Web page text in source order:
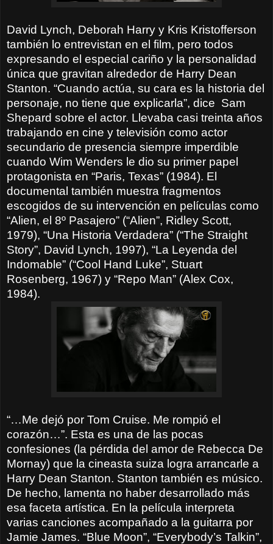
David Lynch, Deborah Harry y Kris Kristofferson
también lo entrevistan en el film, pero todos
expresando el especial cariño y la personalidad
única que gravitan alrededor de Harry Dean
Stanton. “Cuando actúa, su cara es la historia del
personaje, no tiene que explicarla”, dice Sam
Shepard sobre el actor. Llevaba casi treinta años
trabajando en cine y televisión como actor
secundario de presencia siempre imperdible
cuando Wim Wenders le dio su primer papel
protagonista en “Paris, Texas” (1984). El
documental también muestra fragmentos
escogidos de su intervención en películas como
“Alien, el 8º Pasajero” (“Alien”, Ridley Scott,
1979), “Una Historia Verdadera” (“The Straight
Story”, David Lynch, 1997), “La Leyenda del
Indomable” (“Cool Hand Luke”, Stuart
Rosenberg, 1967) y “Repo Man” (Alex Cox,
1984).
“…Me dejó por Tom Cruise. Me rompió el
corazón…”. Esta es una de las pocas
confesiones (la pérdida del amor de Rebecca De
Mornay) que la cineasta suiza logra arrancarle a
Harry Dean Stanton. Stanton también es músico.
De hecho, lamenta no haber desarrollado más
esa faceta artística. En la película interpreta
varias canciones acompañado a la guitarra por
Jamie James. “Blue Moon”, “Everybody’s Talkin”,